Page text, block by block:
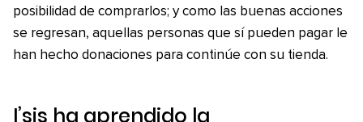
posibilidad de comprarlos; y como las buenas acciones
se regresan, aquellas personas que sí pueden pagar le
han hecho donaciones para continúe con su tienda.
I’sis ha aprendido la